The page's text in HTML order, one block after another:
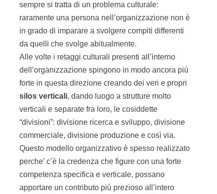
sempre si tratta di un problema culturale:
raramente una persona nell’organizzazione non è
in grado di imparare a svolgere compiti differenti
da quelli che svolge abitualmente.
Alle volte i retaggi culturali presenti all’interno
dell’organizzazione spingono in modo ancora più
forte in questa direzione creando dei veri e propri
silos verticali, dando luogo a strutture molto
verticali e separate fra loro, le cosiddette
“divisioni”: divisione ricerca e sviluppo, divisione
commerciale, divisione produzione e così via.
Questo modello organizzativo è spesso realizzato
perche’ c’è la credenza che figure con una forte
competenza specifica e verticale, possano
apportare un contributo più prezioso all’intero